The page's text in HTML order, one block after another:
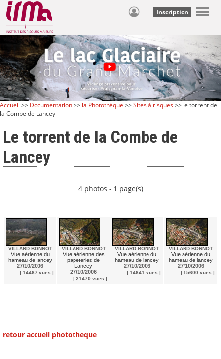
| Inscription
Accueil >> Documentation>> la Photothèque >>Sites à risques>> le torrent de
la Combe de Lancey
Le torrent de la Combe de
Lancey
4 photos - 1 page(s)
VILLARD BONNOT
Vue aérienne du
hameau de lancey
27/10/2006
| 14467 vues |
VILLARD BONNOT
Vue aérienne des
papeteries de
Lancey
27/10/2006
| 21470 vues |
VILLARD BONNOT
Vue aérienne du
hameau de lancey
27/10/2006
| 14641 vues |
VILLARD BONNOT
Vue aérienne du
hameau de lancey
27/10/2006
| 15600 vues |
retour accueil phototheque